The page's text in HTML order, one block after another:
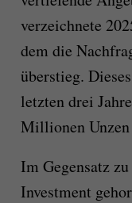
verzeichnete
dem die
überstieg.
letzten drei
Millionen Unzen
Im Gegensatz
Investment